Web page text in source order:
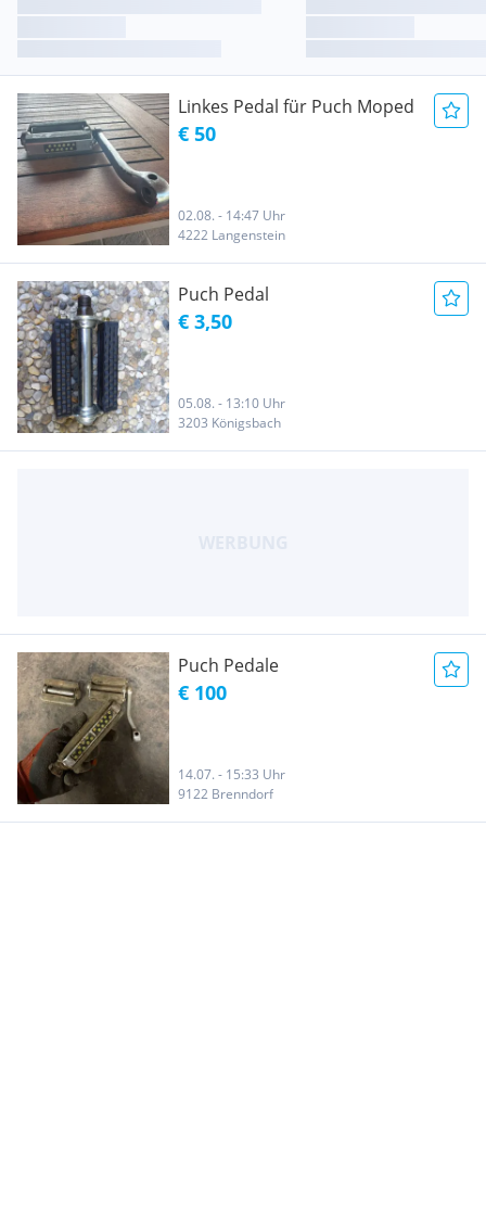
Linkes Pedal für Puch Moped
€ 50
02.08. - 14:47 Uhr
4222 Langenstein
Puch Pedal
€ 3,50
05.08. - 13:10 Uhr
3203 Königsbach
Puch Pedale
€ 100
14.07. - 15:33 Uhr
9122 Brenndorf